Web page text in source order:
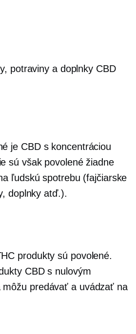
potraviny a doplnky CBD
je CBD s koncentráciou
sú však povolené žiadne
ľudskú spotrebu (fajčiarske
doplnky atď.).
produkty sú povolené.
CBD s nulovým
môžu predávať a uvádzať na